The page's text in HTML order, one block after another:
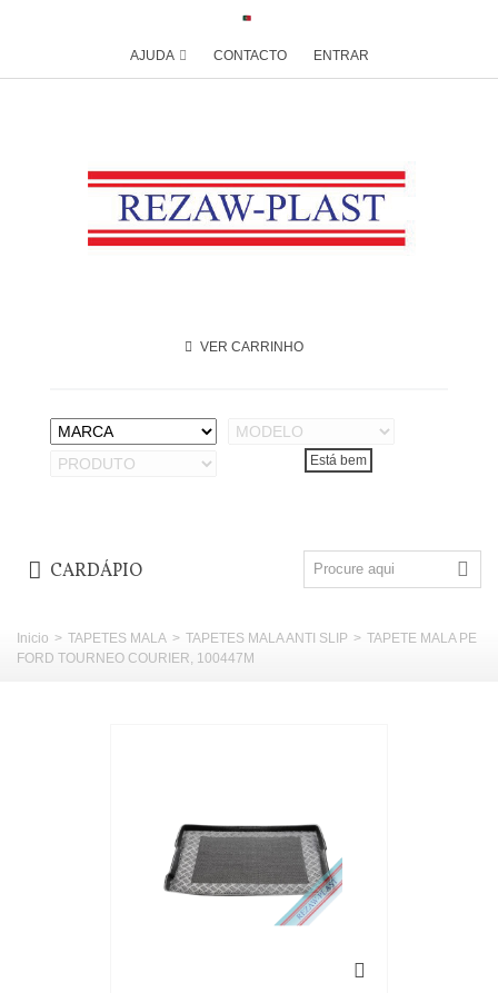
AJUDA CONTACTO ENTRAR
VER CARRINHO
CARDÁPIO
Inicio > TAPETES MALA > TAPETES MALA ANTI SLIP > TAPETE MALA PE
FORD TOURNEO COURIER, 100447M